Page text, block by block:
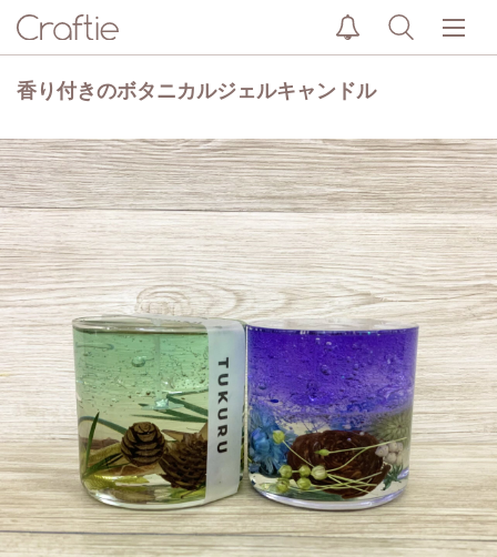
香り付きのボタニカルジェルキャンドル